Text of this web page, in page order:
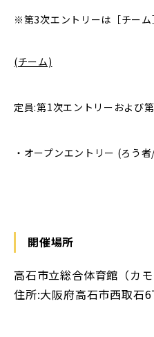
※第3次エントリーは［チーム
(チーム)
定員:第1次エントリーおよび
‧オープンエントリー (ろう
開催場所
高石市立総合体育館（カモ
住所:大阪府高石市西取石